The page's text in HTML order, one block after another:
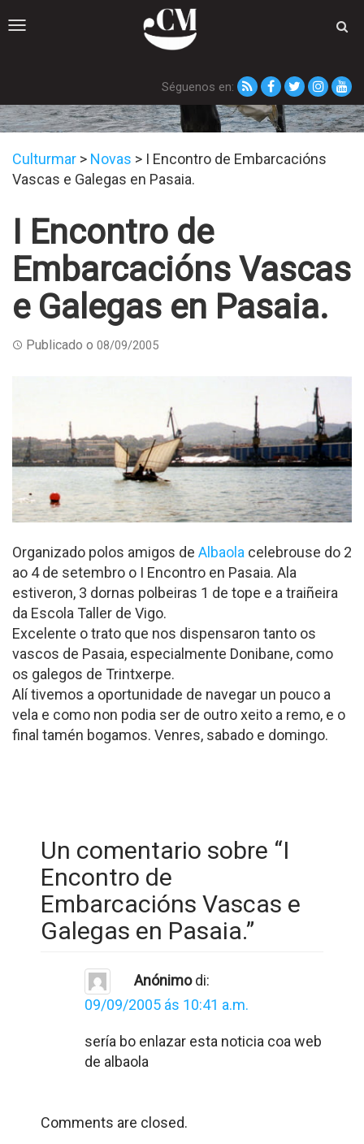
Toggle
Séguenos en:
Novas
Culturmar > Novas > I Encontro de Embarcacións
Vascas e Galegas en Pasaia.
I Encontro de
Embarcacións Vascas
e Galegas en Pasaia.
Publicado o 08/09/2005
Organizado polos amigos de Albaola celebrouse do 2
ao 4 de setembro o I Encontro en Pasaia. Ala
estiveron, 3 dornas polbeiras 1 de tope e a traiñeira
da Escola Taller de Vigo.
Excelente o trato que nos dispensaron tanto os
vascos de Pasaia, especialmente Donibane, como
os galegos de Trintxerpe.
Alí tivemos a oportunidade de navegar un pouco a
vela e como non podia ser de outro xeito a remo, e o
final tamén bogamos. Venres, sabado e domingo.
Un comentario sobre “I
Encontro de
Embarcacións Vascas e
Galegas en Pasaia.”
Anónimo di:
09/09/2005 ás 10:41 a.m.
sería bo enlazar esta noticia coa web
de albaola
Comments are closed.